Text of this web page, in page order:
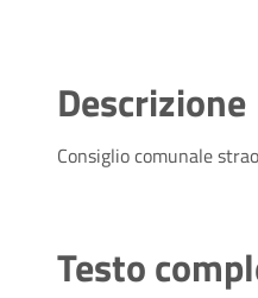
Descrizione
Consiglio comunale
Testo